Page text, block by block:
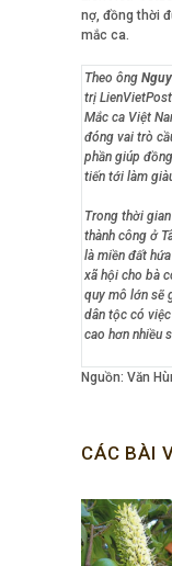
nợ, đồng thời
mắc ca.
Theo ông
trị
Mắc ca Việt
đóng vai trò
phần giúp
tiến tới làm
Trong thời
thành công ở
là miền đất
xã hội cho bà
quy mô lớn sẽ
dân tộc có
cao hơn nhiều
Nguồn: Văn
CÁC BÀI